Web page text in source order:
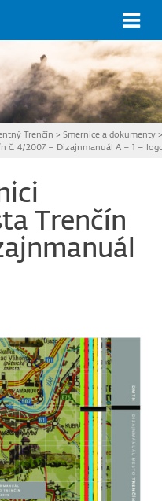
Trenčín > Smernice a dokumenty >
č. 4/2007 – Dizajnmanuál A – 1 –
Trenčín